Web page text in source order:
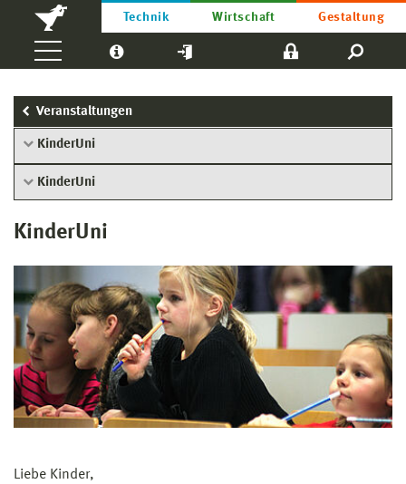
Technik Wirtschaft Gestaltung
Veranstaltungen
KinderUni
KinderUni
KinderUni
Liebe Kinder,